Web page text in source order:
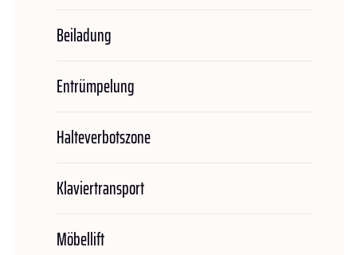
Beiladung
Entrümpelung
Halteverbotszone
Klaviertransport
Möbellift